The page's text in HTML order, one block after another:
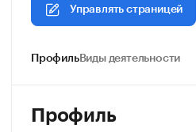
Управлять страницей
ПрофильВиды деятельности
Профиль